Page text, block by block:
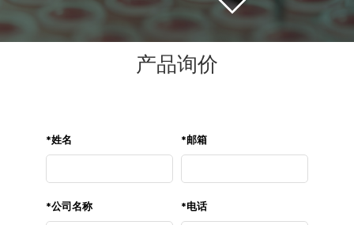
产品询价
*姓名 *邮箱
*公司名称 *电话